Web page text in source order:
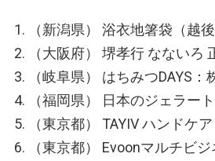
1. （新潟県） 浴衣地箸袋（越
2. （大阪府） 堺孝行 なないろ
3. （岐阜県） はちみつDAYS
4. （福岡県） 日本のジェラー
5. （東京都） TAYIV ハンドケ
6. （東京都） Evoonマルチビ